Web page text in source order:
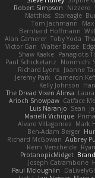
Robert Simpson
Nizzero
Matthias Stareagle
Tom Jachmann
Max
Bernhard Hoffmann
Alan Camerer Toby Yoda
Victor Gan Walter Bosse
Shaw Kaake Panagiotis
Paul Schicketanz
Norimichi
Richard Lyons Joanne Tai
Jeremy Park
Cameron
Kelly Johnson
The Dread Vixen Alinsa
Arioch Snowpaw Catface
Luis Naranjo Sean
Marielli Vichique
Alvaro Villagomez Mark
Ben-Adam Berger
Richard McGowan Aubrey
Rémi Verschelde
ProtanopicMidget
Joseph Catrambone
Paul Mcloughlin